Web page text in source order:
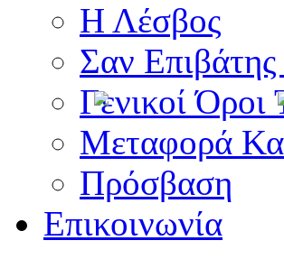
Η Λέσβος
Σαν
Γενικοί Όροι
Μεταφορά
Πρόσβαση
Επικοινωνία